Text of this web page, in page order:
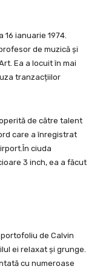
16 ianuarie 1974.
de muzică și
Ea a locuit în mai
tranzacțiilor
de către talent
care a înregistrat
ciuda
3 inch, ea a făcut
de Calvin
ei relaxat și grunge.
cu numeroase